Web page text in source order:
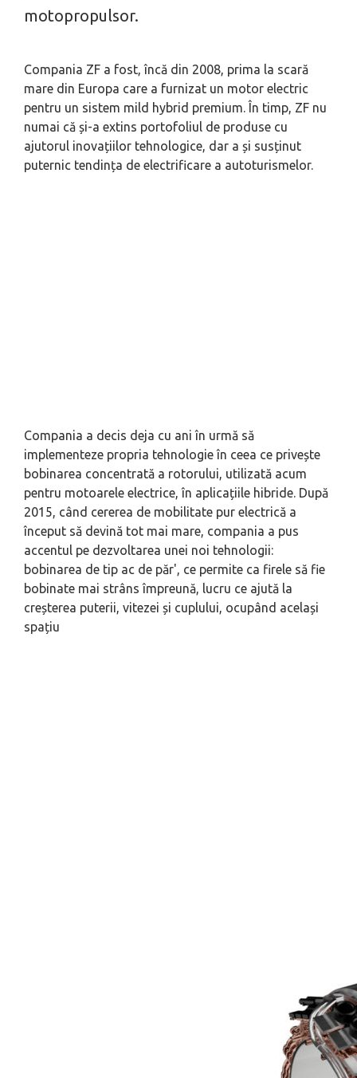
motopropulsor.
Compania ZF a fost, încă din 2008, prima la scară
mare din Europa care a furnizat un motor electric
pentru un sistem mild hybrid premium. În timp, ZF nu
numai că și-a extins portofoliul de produse cu
ajutorul inovațiilor tehnologice, dar a și susținut
puternic tendința de electrificare a autoturismelor.
Compania a decis deja cu ani în urmă să
implementeze propria tehnologie în ceea ce privește
bobinarea concentrată a rotorului, utilizată acum
pentru motoarele electrice, în aplicațiile hibride. După
2015, când cererea de mobilitate pur electrică a
început să devină tot mai mare, compania a pus
accentul pe dezvoltarea unei noi tehnologii:
bobinarea de tip ac de păr', ce permite ca firele să fie
bobinate mai strâns împreună, lucru ce ajută la
creșterea puterii, vitezei și cuplului, ocupând același
spațiu